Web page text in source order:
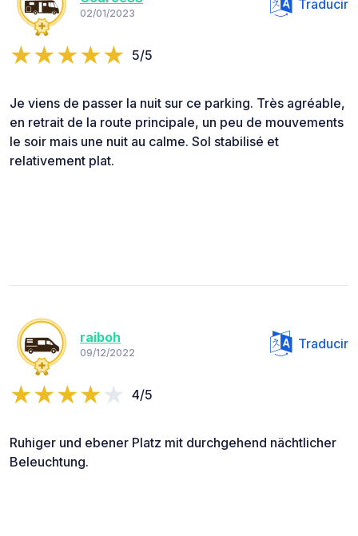
02/01/2023
Traducir
5/5
Je viens de passer la nuit sur ce parking. Très agréable,
en retrait de la route principale, un peu de mouvements
le soir mais une nuit au calme. Sol stabilisé et
relativement plat.
raiboh
09/12/2022
Traducir
4/5
Ruhiger und ebener Platz mit durchgehend nächtlicher
Beleuchtung.